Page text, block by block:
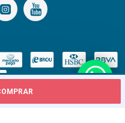
/ Inca 2227, Montevideo, Uruguay / Tel: